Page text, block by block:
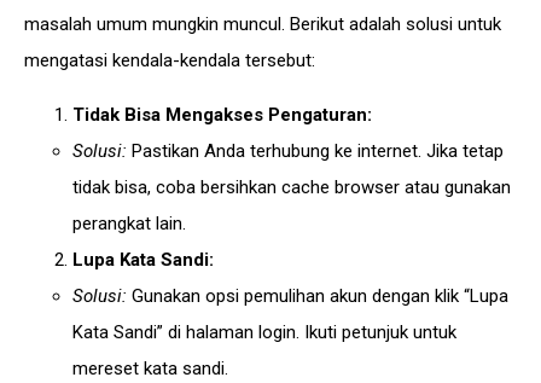
masalah umum mungkin muncul. Berikut adalah solusi untuk
mengatasi kendala-kendala tersebut:
Tidak Bisa Mengakses Pengaturan:
Solusi: Pastikan Anda terhubung ke internet. Jika tetap
tidak bisa, coba bersihkan cache browser atau gunakan
perangkat lain.
Lupa Kata Sandi:
Solusi: Gunakan opsi pemulihan akun dengan klik “Lupa
Kata Sandi” di halaman login. Ikuti petunjuk untuk
mereset kata sandi.